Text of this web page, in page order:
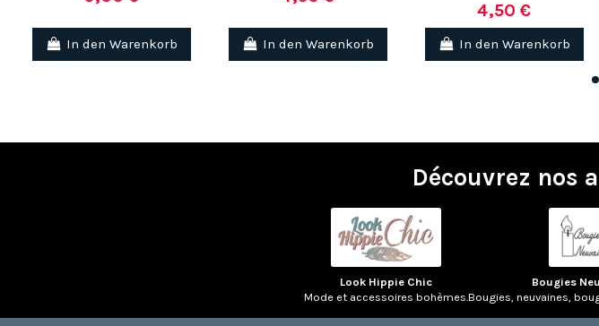
In den Warenkorb In den Warenkorb
4,50 €
In den Warenkorb
Découvrez nos
Look Hippie Chic
Mode et accessoires bohèmes.
Bougies
Bougies, neuvaines,